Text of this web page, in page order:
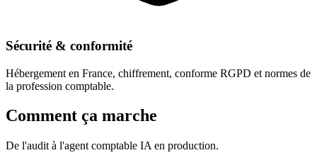
Sécurité & conformité
Hébergement en France, chiffrement, conforme RGPD et normes de
la profession comptable.
Comment ça marche
De l'audit à l'agent comptable IA en production.